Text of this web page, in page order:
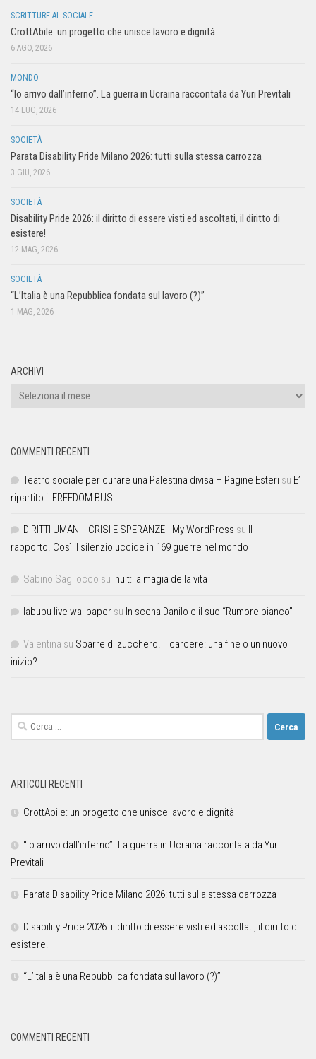
SCRITTURE AL SOCIALE
CrottAbile: un progetto che unisce lavoro e dignità
6 AGO, 2026
MONDO
“Io arrivo dall’inferno”. La guerra in Ucraina raccontata da Yuri Previtali
14 LUG, 2026
SOCIETÀ
Parata Disability Pride Milano 2026: tutti sulla stessa carrozza
3 GIU, 2026
SOCIETÀ
Disability Pride 2026: il diritto di essere visti ed ascoltati, il diritto di
esistere!
12 MAG, 2026
SOCIETÀ
“L’Italia è una Repubblica fondata sul lavoro (?)”
1 MAG, 2026
ARCHIVI
COMMENTI RECENTI
Teatro sociale per curare una Palestina divisa – Pagine Esteri su E’
ripartito il FREEDOM BUS
DIRITTI UMANI - CRISI E SPERANZE - My WordPress su Il
rapporto. Così il silenzio uccide in 169 guerre nel mondo
Sabino Sagliocco su Inuit: la magia della vita
labubu live wallpaper su In scena Danilo e il suo “Rumore bianco”
Valentina su Sbarre di zucchero. Il carcere: una fine o un nuovo
inizio?
ARTICOLI RECENTI
CrottAbile: un progetto che unisce lavoro e dignità
“Io arrivo dall’inferno”. La guerra in Ucraina raccontata da Yuri
Previtali
Parata Disability Pride Milano 2026: tutti sulla stessa carrozza
Disability Pride 2026: il diritto di essere visti ed ascoltati, il diritto di
esistere!
“L’Italia è una Repubblica fondata sul lavoro (?)”
COMMENTI RECENTI